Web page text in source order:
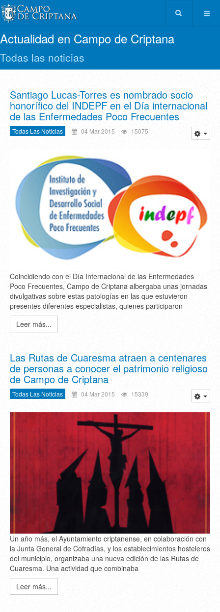
Actualidad en Campo de Criptana
Todas las noticias
Santiago Lucas-Torres es nombrado socio
honorífico del INDEPF en el Día internacional
de las Enfermedades Poco Frecuentes
Todas Las Noticias 04 Mar 2015 15075
Coincidiendo con el Día Internacional de las Enfermedades
Poco Frecuentes, Campo de Criptana albergaba unas jornadas
divulgativas sobre estas patologías en las que estuvieron
presentes diferentes especialistas, quienes participaron
Leer más...
Las Rutas de Cuaresma atraen a centenares
de personas a conocer el patrimonio religioso
de Campo de Criptana
Todas Las Noticias 04 Mar 2015 15339
Un año más, el Ayuntamiento criptanense, en colaboración con
la Junta General de Cofradías, y los establecimientos hosteleros
del municipio, organizaba una nueva edición de las Rutas de
Cuaresma. Una actividad que combinaba
Leer más...